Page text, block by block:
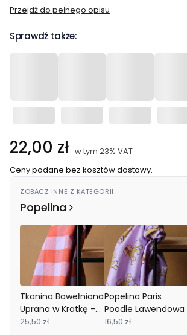
Przejdź do pełnego opisu
Sprawdź także:
Cena
22,00 zł w tym 23% VAT
w tym 23% VAT
Ceny podane bez kosztów dostawy.
ZOBACZ INNE Z KATEGORII
Popelina
Tkanina Bawełniana
Uprana w Kratkę -
Lawenda/Pomarańcz
25,50 zł
Popelina Paris
Poodle Lawendowa
16,50 zł